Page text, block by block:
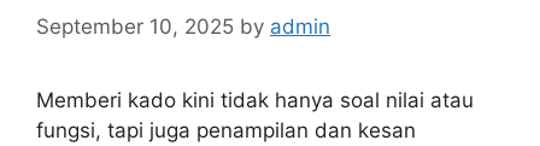
September 10, 2025 by admin
Memberi kado kini tidak hanya soal nilai atau
fungsi, tapi juga penampilan dan kesan